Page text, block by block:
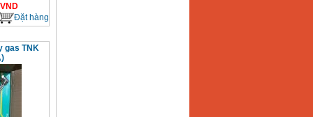
VND
Đặt hàng
gas TNK